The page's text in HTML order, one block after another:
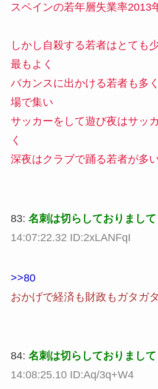
スペインの若年層失業率2013
しかし自殺する若者はとても
最もよく
バカンスに出かける若者も多
場で集い
サッカーをして遊び夜はサッ
く
深夜はクラブで踊る若者が多
83: 名刺は切らしておりまして
14:07:22.32 ID:2xLANFqI
>>80
おかげで経済も財政もガタガタ
84: 名刺は切らしておりまして
14:08:25.10 ID:Aq/3q+W4